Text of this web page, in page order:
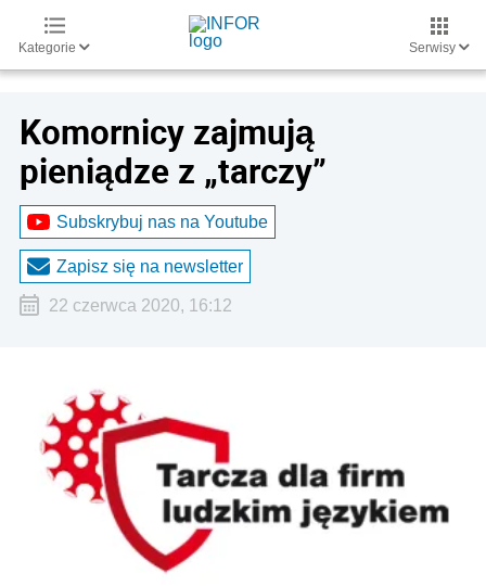
Kategorie Serwisy
Komornicy zajmują
pieniądze z „tarczy”
Subskrybuj nas na Youtube
Zapisz się na newsletter
22 czerwca 2020, 16:12